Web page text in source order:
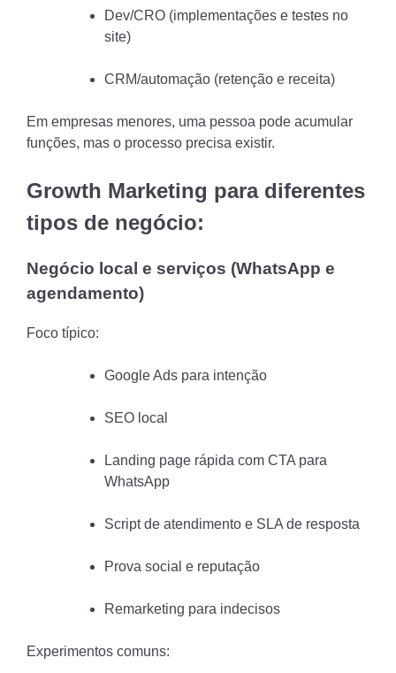
Dev/CRO (implementações e testes no
site)
CRM/automação (retenção e receita)
Em empresas menores, uma pessoa pode acumular
funções, mas o processo precisa existir.
Growth Marketing para diferentes
tipos de negócio:
Negócio local e serviços (WhatsApp e
agendamento)
Foco típico:
Google Ads para intenção
SEO local
Landing page rápida com CTA para
WhatsApp
Script de atendimento e SLA de resposta
Prova social e reputação
Remarketing para indecisos
Experimentos comuns: